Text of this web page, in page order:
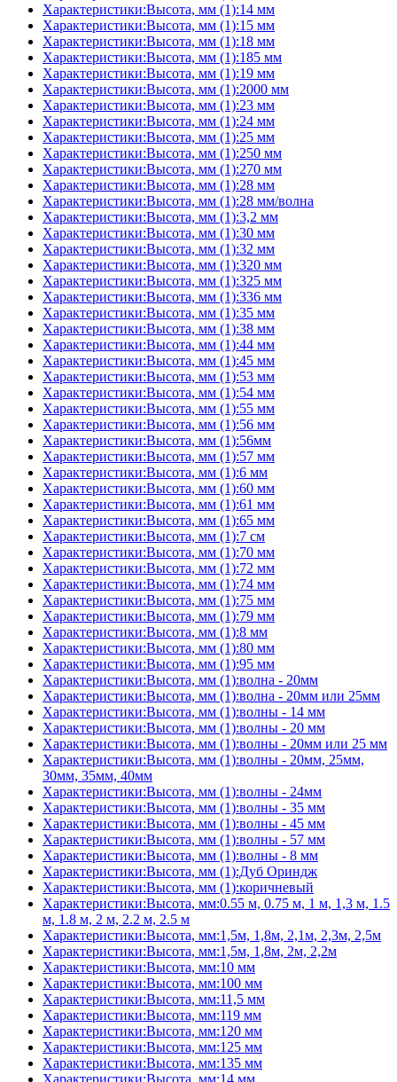
Характеристики:Высота, мм (1):14 мм
Характеристики:Высота, мм (1):15 мм
Характеристики:Высота, мм (1):18 мм
Характеристики:Высота, мм (1):185 мм
Характеристики:Высота, мм (1):19 мм
Характеристики:Высота, мм (1):2000 мм
Характеристики:Высота, мм (1):23 мм
Характеристики:Высота, мм (1):24 мм
Характеристики:Высота, мм (1):25 мм
Характеристики:Высота, мм (1):250 мм
Характеристики:Высота, мм (1):270 мм
Характеристики:Высота, мм (1):28 мм
Характеристики:Высота, мм (1):28 мм/волна
Характеристики:Высота, мм (1):3,2 мм
Характеристики:Высота, мм (1):30 мм
Характеристики:Высота, мм (1):32 мм
Характеристики:Высота, мм (1):320 мм
Характеристики:Высота, мм (1):325 мм
Характеристики:Высота, мм (1):336 мм
Характеристики:Высота, мм (1):35 мм
Характеристики:Высота, мм (1):38 мм
Характеристики:Высота, мм (1):44 мм
Характеристики:Высота, мм (1):45 мм
Характеристики:Высота, мм (1):53 мм
Характеристики:Высота, мм (1):54 мм
Характеристики:Высота, мм (1):55 мм
Характеристики:Высота, мм (1):56 мм
Характеристики:Высота, мм (1):56мм
Характеристики:Высота, мм (1):57 мм
Характеристики:Высота, мм (1):6 мм
Характеристики:Высота, мм (1):60 мм
Характеристики:Высота, мм (1):61 мм
Характеристики:Высота, мм (1):65 мм
Характеристики:Высота, мм (1):7 см
Характеристики:Высота, мм (1):70 мм
Характеристики:Высота, мм (1):72 мм
Характеристики:Высота, мм (1):74 мм
Характеристики:Высота, мм (1):75 мм
Характеристики:Высота, мм (1):79 мм
Характеристики:Высота, мм (1):8 мм
Характеристики:Высота, мм (1):80 мм
Характеристики:Высота, мм (1):95 мм
Характеристики:Высота, мм (1):волна - 20мм
Характеристики:Высота, мм (1):волна - 20мм или 25мм
Характеристики:Высота, мм (1):волны - 14 мм
Характеристики:Высота, мм (1):волны - 20 мм
Характеристики:Высота, мм (1):волны - 20мм или 25 мм
Характеристики:Высота, мм (1):волны - 20мм, 25мм,
30мм, 35мм, 40мм
Характеристики:Высота, мм (1):волны - 24мм
Характеристики:Высота, мм (1):волны - 35 мм
Характеристики:Высота, мм (1):волны - 45 мм
Характеристики:Высота, мм (1):волны - 57 мм
Характеристики:Высота, мм (1):волны - 8 мм
Характеристики:Высота, мм (1):Дуб Ориндж
Характеристики:Высота, мм (1):коричневый
Характеристики:Высота, мм:0.55 м, 0.75 м, 1 м, 1,3 м, 1.5
м, 1.8 м, 2 м, 2.2 м, 2.5 м
Характеристики:Высота, мм:1,5м, 1,8м, 2,1м, 2,3м, 2,5м
Характеристики:Высота, мм:1,5м, 1,8м, 2м, 2,2м
Характеристики:Высота, мм:10 мм
Характеристики:Высота, мм:100 мм
Характеристики:Высота, мм:11,5 мм
Характеристики:Высота, мм:119 мм
Характеристики:Высота, мм:120 мм
Характеристики:Высота, мм:125 мм
Характеристики:Высота, мм:135 мм
Характеристики:Высота, мм:14 мм